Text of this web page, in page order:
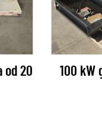
od 20
100 kW